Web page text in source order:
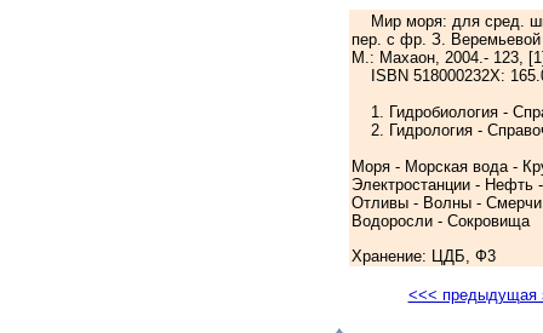
Мир моря: для сред.
пер. с фр. З.
М.: Махаон, 2004.- 123,
ISBN 518000232Х:
1. Гидробиология -
2. Гидрология -
Моря - Морская вода -
Электростанции -
Отливы - Волны - Смерчи
Водоросли - Сокровища
Хранение: ЦДБ, Ф3
<<< предыдущая